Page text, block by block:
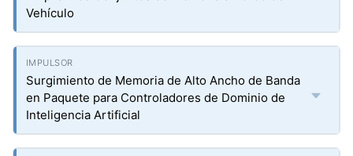
Vehículo
Surgimiento de Memoria de Alto Ancho de Banda
en Paquete para Controladores de Dominio de
Inteligencia Artificial